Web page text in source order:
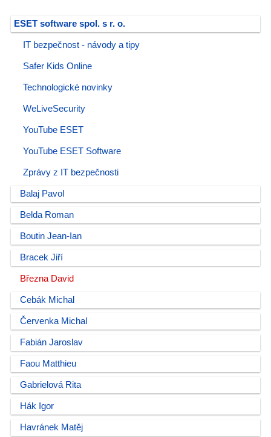
ESET software spol. s r. o.
IT bezpečnost - návody a tipy
Safer Kids Online
Technologické novinky
WeLiveSecurity
YouTube ESET
YouTube ESET Software
Zprávy z IT bezpečnosti
Balaj Pavol
Belda Roman
Boutin Jean-Ian
Bracek Jiří
Března David
Cebák Michal
Červenka Michal
Fabián Jaroslav
Faou Matthieu
Gabrielová Rita
Hák Igor
Havránek Matěj